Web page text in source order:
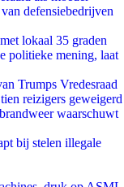
defensiebedrijven
lokaal 35 graden
politieke mening, laat
Trumps Vredesraad
reizigers geweigerd
waarschuwt
bij stelen illegale